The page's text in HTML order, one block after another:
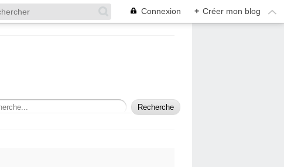
Connexion + Créer mon blog